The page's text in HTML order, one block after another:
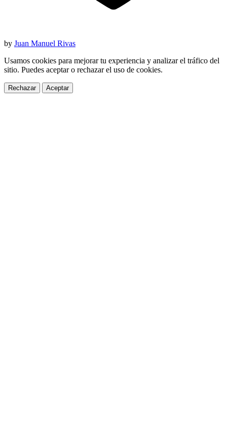
by Juan Manuel Rivas
Usamos cookies para mejorar tu experiencia y analizar el tráfico del
sitio. Puedes aceptar o rechazar el uso de cookies.
Rechazar Aceptar